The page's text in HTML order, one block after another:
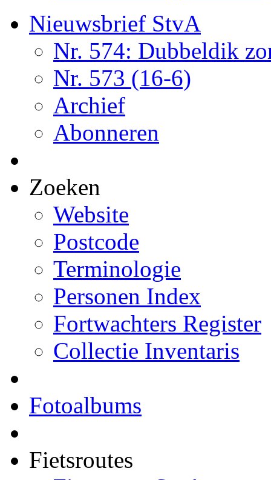
Nieuwsbrief StvA
Nr. 574: Dubbeldik
Nr. 573 (16-6)
Archief
Abonneren
Zoeken
Website
Postcode
Terminologie
Personen Index
Fortwachters Register
Collectie Inventaris
Fotoalbums
Fietsroutes